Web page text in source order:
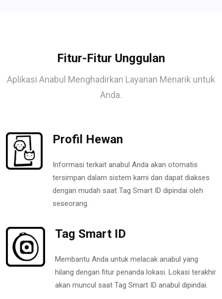
Fitur-Fitur Unggulan
Aplikasi Anabul Menghadirkan Layanan Menarik untuk
Anda.
Profil Hewan
Informasi terkait anabul Anda akan otomatis
tersimpan dalam sistem kami dan dapat diakses
dengan mudah saat Tag Smart ID dipindai oleh
seseorang.
Tag Smart ID
Membantu Anda untuk melacak anabul yang
hilang dengan fitur penanda lokasi. Lokasi terakhir
akan muncul saat Tag Smart ID anabul dipindai.